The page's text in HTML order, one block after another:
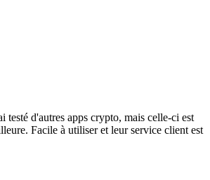
testé d'autres apps crypto, mais celle-ci est
Facile à utiliser et leur service client est